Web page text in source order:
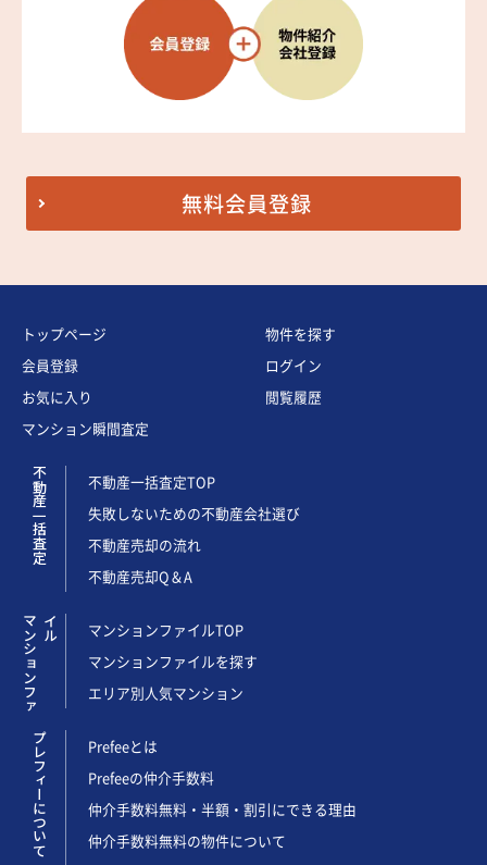
無料会員登録
トップページ
物件を探す
会員登録
ログイン
お気に入り
閲覧履歴
マンション瞬間査定
不動産一括査定
不動産一括査定TOP
失敗しないための不動産会社選び
不動産売却の流れ
不動産売却Q＆A
マ
ン
シ
ョ
ン
フ
ァ
イ ル
マンションファイルTOP
マンションファイルを探す
エリア別人気マンション
プレフィーについて
Prefeeとは
Prefeeの仲介手数料
仲介手数料無料・半額・割引にできる理由
仲介手数料無料の物件について